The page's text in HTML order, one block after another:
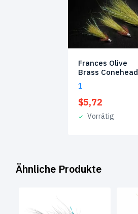
Frances Olive
Brass Conehead
1
$5,72
Vorrätig
Ähnliche Produkte